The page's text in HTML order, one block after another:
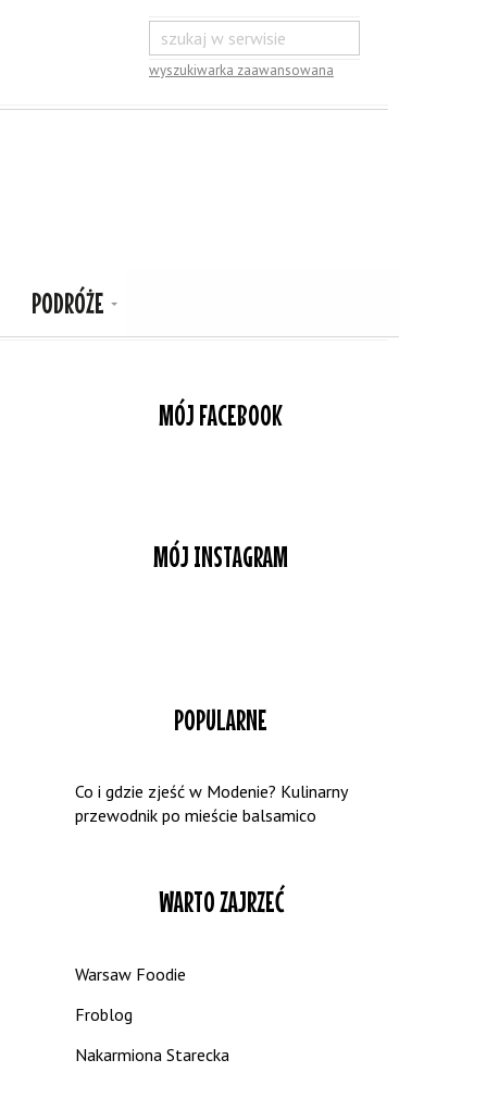
wyszukiwarka zaawansowana
PODRÓŻE
MÓJ FACEBOOK
MÓJ INSTAGRAM
POPULARNE
Co i gdzie zjeść w Modenie? Kulinarny
przewodnik po mieście balsamico
WARTO ZAJRZEĆ
Warsaw Foodie
Froblog
Nakarmiona Starecka